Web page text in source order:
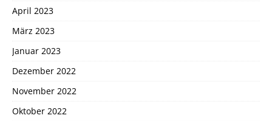
April 2023
März 2023
Januar 2023
Dezember 2022
November 2022
Oktober 2022